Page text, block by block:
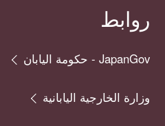
روابط
JapanGov - حكومة اليابان
وزارة الخارجية اليابانية